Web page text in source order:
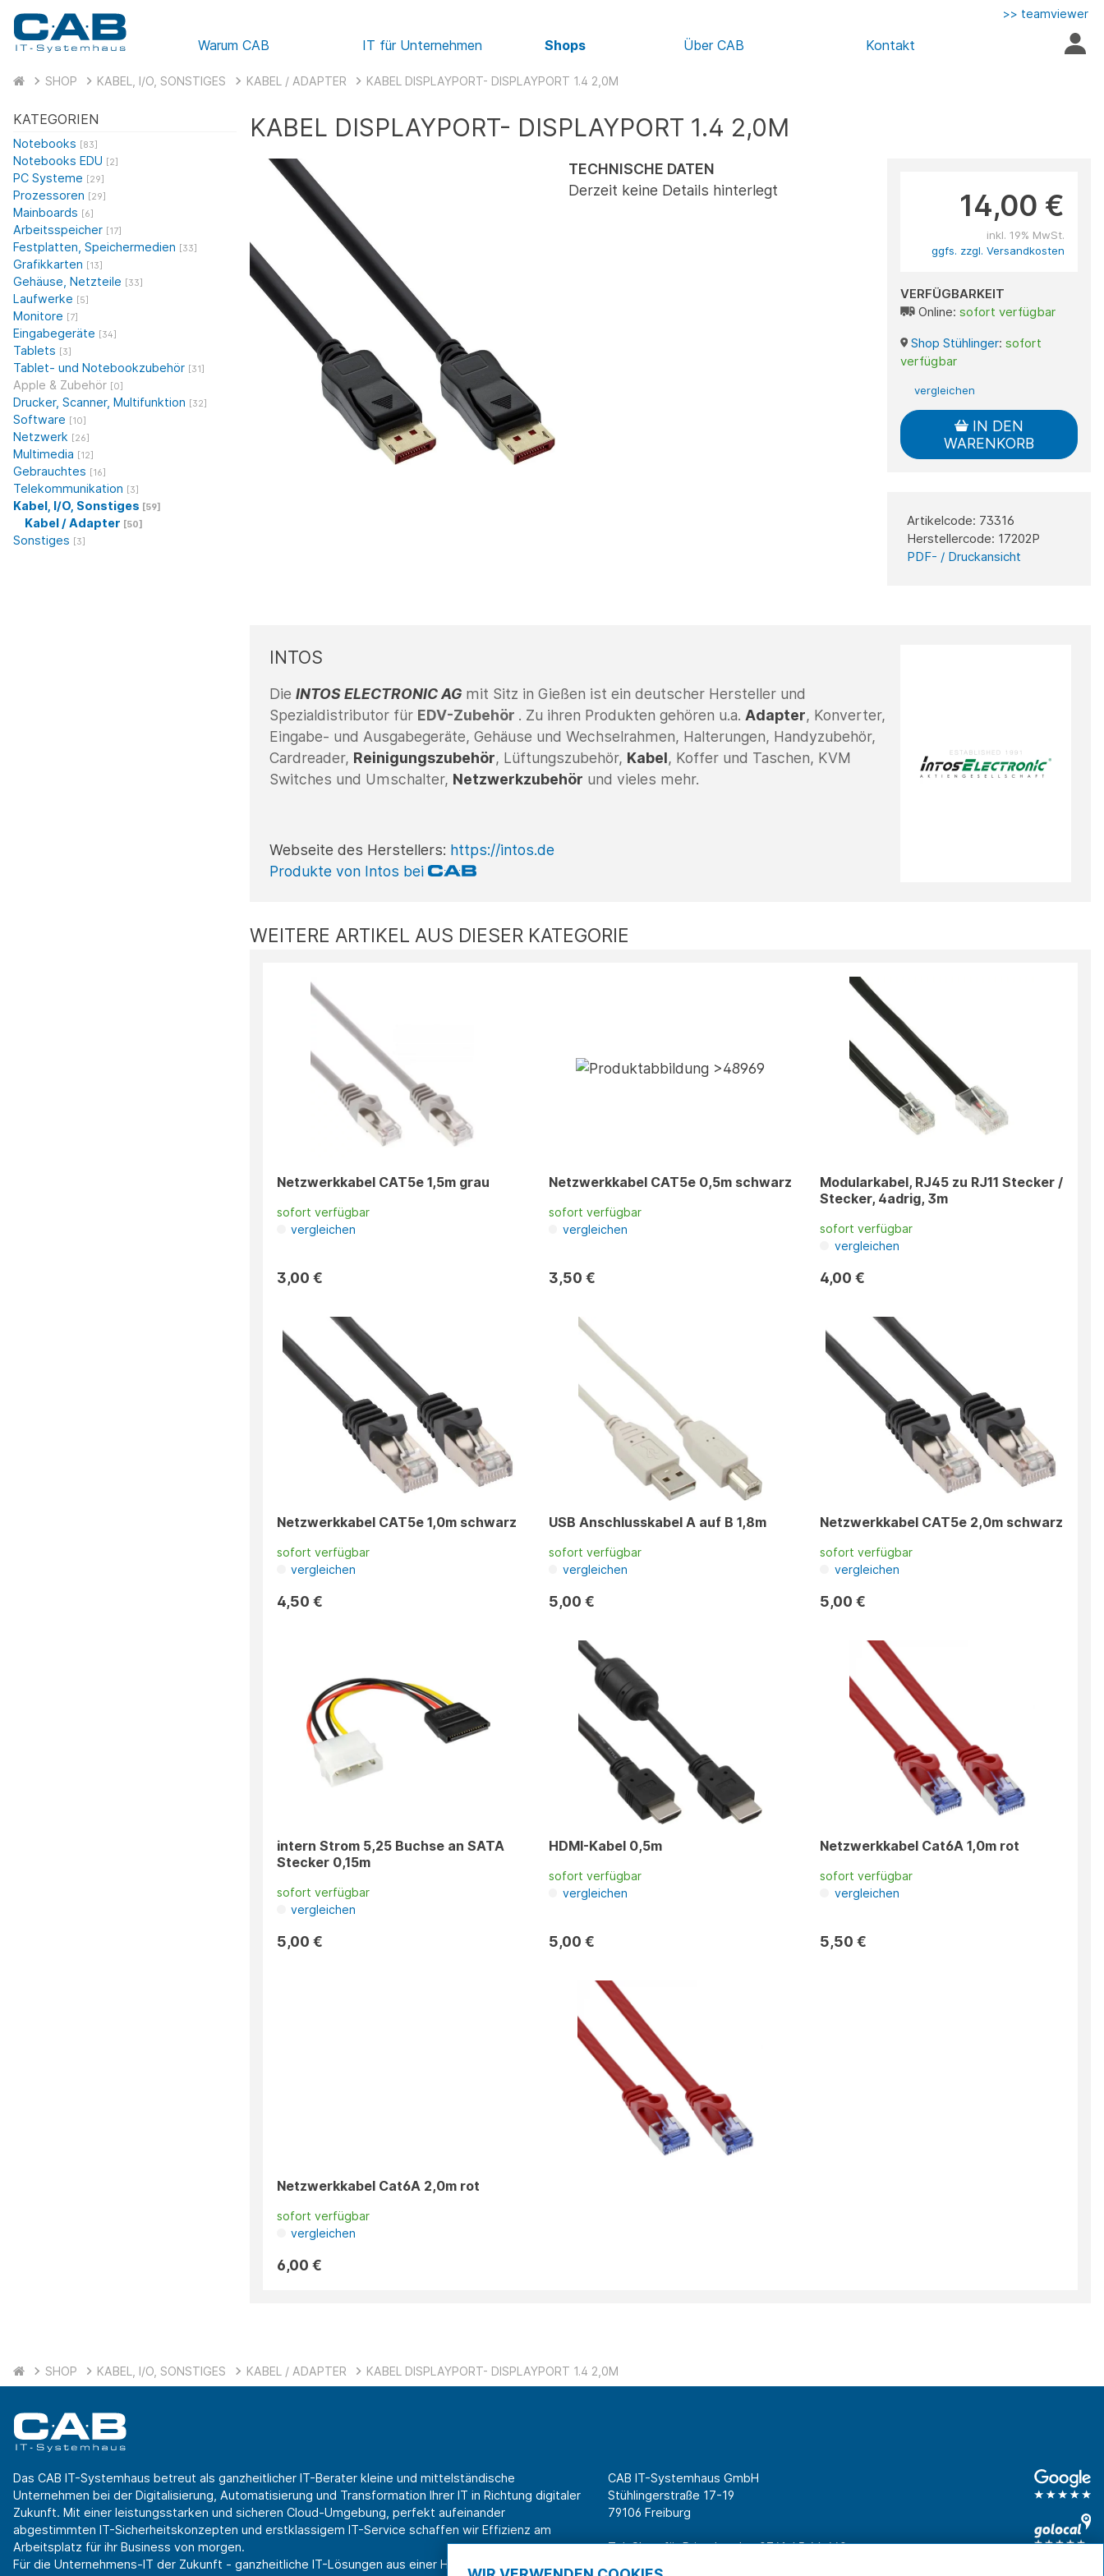
Warum CAB IT für Unternehmen Shops Über CAB Kontakt
>> teamviewer
SHOP KABEL, I/O, SONSTIGES KABEL / ADAPTER KABEL DISPLAYPORT- DISPLAYPORT 1.4 2,0M
KATEGORIEN
Notebooks [83]
Notebooks EDU [2]
PC Systeme [29]
Prozessoren [29]
Mainboards [6]
Arbeitsspeicher [17]
Festplatten, Speichermedien [33]
Grafikkarten [13]
Gehäuse, Netzteile [33]
Laufwerke [5]
Monitore [7]
Eingabegeräte [34]
Tablets [3]
Tablet- und Notebookzubehör [31]
Apple & Zubehör [0]
Drucker, Scanner, Multifunktion [32]
Software [10]
Netzwerk [26]
Multimedia [12]
Gebrauchtes [16]
Telekommunikation [3]
Kabel, I/O, Sonstiges [59]
Kabel / Adapter [50]
Sonstiges [3]
KABEL DISPLAYPORT- DISPLAYPORT 1.4 2,0M
TECHNISCHE DATEN
Derzeit keine Details hinterlegt
14,00 €
inkl. 19% MwSt.
ggfs. zzgl. Versandkosten
VERFÜGBARKEIT
Online:sofort verfügbar
Shop Stühlinger: sofort
verfügbar
vergleichen
IN DEN
WARENKORB
Artikelcode: 73316
Herstellercode: 17202P
PDF- / Druckansicht
INTOS
Die INTOS ELECTRONIC AG mit Sitz in Gießen ist ein deutscher Hersteller und
Spezialdistributor für EDV-Zubehör . Zu ihren Produkten gehören u.a. Adapter, Konverter,
Eingabe- und Ausgabegeräte, Gehäuse und Wechselrahmen, Halterungen, Handyzubehör,
Cardreader, Reinigungszubehör, Lüftungszubehör, Kabel, Koffer und Taschen, KVM
Switches und Umschalter, Netzwerkzubehör und vieles mehr.
Webseite des Herstellers: https://intos.de
Produkte von Intos bei
WEITERE ARTIKEL AUS DIESER KATEGORIE
Netzwerkkabel CAT5e 1,5m grau
sofort verfügbar
vergleichen
3,00 €
Netzwerkkabel CAT5e 0,5m schwarz
sofort verfügbar
vergleichen
3,50 €
Modularkabel, RJ45 zu RJ11 Stecker /
Stecker, 4adrig, 3m
sofort verfügbar
vergleichen
4,00 €
Netzwerkkabel CAT5e 1,0m schwarz
sofort verfügbar
vergleichen
4,50 €
USB Anschlusskabel A auf B 1,8m
sofort verfügbar
vergleichen
5,00 €
Netzwerkkabel CAT5e 2,0m schwarz
sofort verfügbar
vergleichen
5,00 €
intern Strom 5,25 Buchse an SATA
Stecker 0,15m
sofort verfügbar
vergleichen
5,00 €
HDMI-Kabel 0,5m
sofort verfügbar
vergleichen
5,00 €
Netzwerkkabel Cat6A 1,0m rot
sofort verfügbar
vergleichen
5,50 €
Netzwerkkabel Cat6A 2,0m rot
sofort verfügbar
vergleichen
6,00 €
SHOP KABEL, I/O, SONSTIGES KABEL / ADAPTER KABEL DISPLAYPORT- DISPLAYPORT 1.4 2,0M
Das CAB IT-Systemhaus betreut als ganzheitlicher IT-Berater kleine und mittelständische
Unternehmen bei der Digitalisierung, Automatisierung und Transformation Ihrer IT in Richtung digitaler
Zukunft. Mit einer leistungsstarken und sicheren Cloud-Umgebung, perfekt aufeinander
abgestimmten IT-Sicherheitskonzepten und erstklassigem IT-Service schaffen wir Effizienz am
Arbeitsplatz für ihr Business von morgen.
Für die Unternehmens-IT der Zukunft - ganzheitliche IT-Lösungen aus einer Hand.
CAB IT-Systemhaus GmbH
Stühlingerstraße 17-19
79106 Freiburg
Tel. Shop für Privatkunden0761 45 64 660